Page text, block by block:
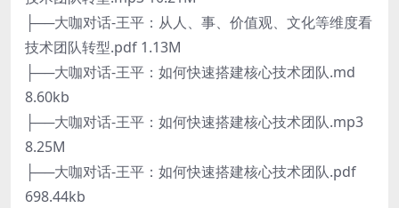
├──大咖对话-王平：从人、事、价值观、文化等维度看
技术团队转型.pdf 1.13M
├──大咖对话-王平：如何快速搭建核心技术团队.md
8.60kb
├──大咖对话-王平：如何快速搭建核心技术团队.mp3
8.25M
├──大咖对话-王平：如何快速搭建核心技术团队.pdf
698.44kb